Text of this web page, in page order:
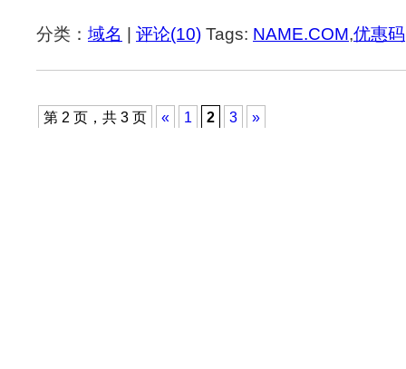
分类： 域名 评论(10) Tags: NAME.COM,优惠码
第 2 页，共 3 页 « 1 2 3 »